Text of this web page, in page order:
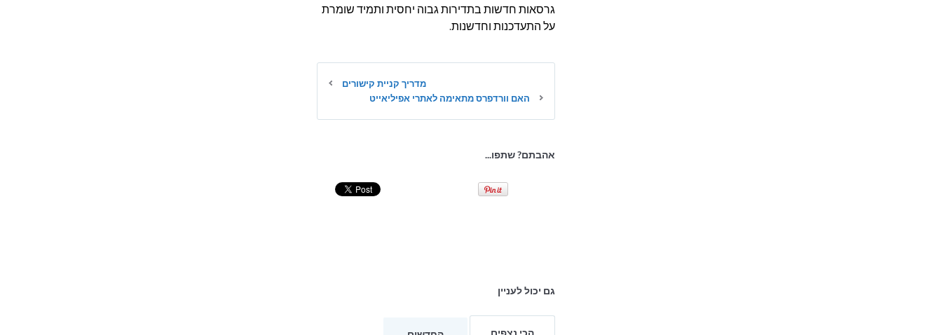
גרסאות חדשות בתדירות גבוה יחסית ותמיד שומרת
על התעדכנות וחדשנות.
מדריך קניית קישורים
האם וורדפרס מתאימה לאתרי אפיליאייט
אהבתם? שתפו...
גם יכול לעניין
הכי נצפים